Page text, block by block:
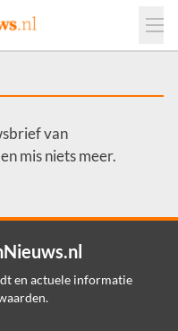
van
mis niets meer.
en actuele informatie